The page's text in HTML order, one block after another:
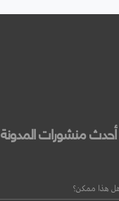
أحدث منشورات المدونة
هذا ممكن؟